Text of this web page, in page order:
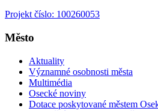
Projekt číslo: 100260053
Město
Aktuality
Významné osobnosti města
Multimédia
Osecké noviny
Dotace poskytované městem